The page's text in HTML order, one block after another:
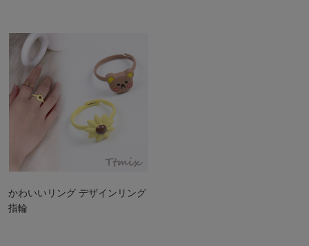
かわいいリング デザインリング
指輪